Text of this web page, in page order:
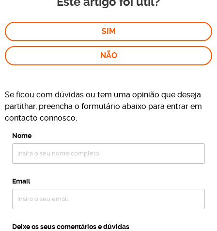
SIM
NÃO
Se ficou com dúvidas ou tem uma opinião que deseja
partilhar, preencha o formulário abaixo para entrar em
contacto connosco.
Nome
Email
Deixe os seus comentários e dúvidas